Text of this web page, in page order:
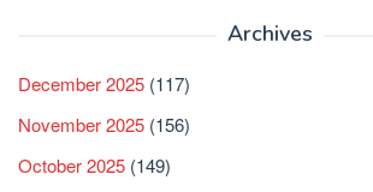
Archives
December 2025 (117)
November 2025 (156)
October 2025 (149)